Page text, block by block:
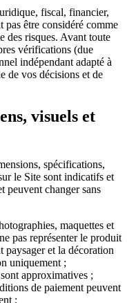
fiscal, financier,
pas être considéré comme
des risques. Avant toute
vérifications (due
indépendant adapté à
de vos décisions et de
visuels et
spécifications,
le Site sont indicatifs et
peuvent changer sans
maquettes et
pas représenter le produit
paysager et la décoration
uniquement ;
approximatives ;
de paiement peuvent
;